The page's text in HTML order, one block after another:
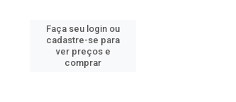
Faça seu login ou
cadastre-se para
ver preços e
comprar